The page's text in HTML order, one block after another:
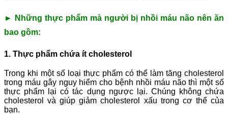
► Những thực phẩm mà người bị nhồi máu não nên ăn
bao gồm:
1. Thực phẩm chứa ít cholesterol
Trong khi một số loại thực phẩm có thể làm tăng cholesterol
trong máu gây nguy hiểm cho bệnh nhồi máu não thì một số
thực phẩm lại có tác dụng ngược lại. Chúng không chứa
cholesterol và giúp giảm cholesterol xấu trong cơ thể của
bạn.